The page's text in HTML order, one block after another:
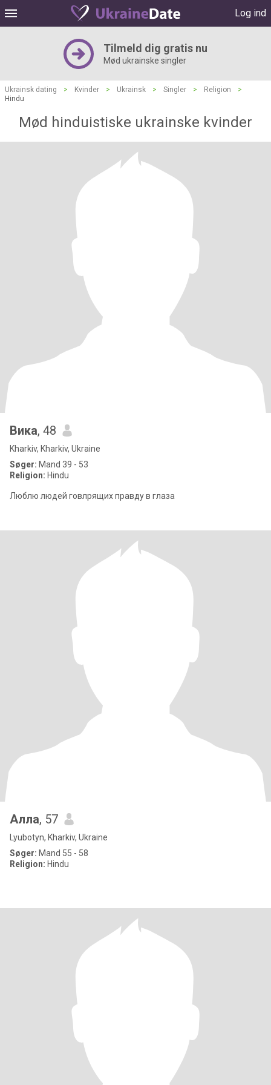
Log ind
Tilmeld dig gratis nu
Mød ukrainske singler
Ukrainsk dating > Kvinder > Ukrainsk > Singler > Religion
>
Hindu
Mød hinduistiske ukrainske kvinder
Вика, 48
Kharkiv, Kharkiv, Ukraine
Søger: Mand 39 - 53
Religion: Hindu
Люблю людей говлрящих правду в глаза
Алла, 57
Lyubotyn, Kharkiv, Ukraine
Søger: Mand 55 - 58
Religion: Hindu